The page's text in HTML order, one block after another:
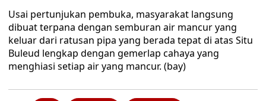
Usai pertunjukan pembuka, masyarakat langsung
dibuat terpana dengan semburan air mancur yang
keluar dari ratusan pipa yang berada tepat di atas Situ
Buleud lengkap dengan gemerlap cahaya yang
menghiasi setiap air yang mancur. (bay)